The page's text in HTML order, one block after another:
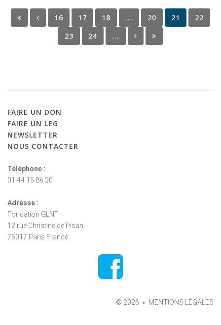
16 17 18 ... 20 21
22
23
24 ...
FAIRE UN DON
FAIRE UN LEG
NEWSLETTER
NOUS CONTACTER
Téléphone :
01 44 15 86 20
Adresse :
Fondation GLNF
12 rue Christine de Pisan
75017 Paris France
© 2026 MENTIONS LÉGALES